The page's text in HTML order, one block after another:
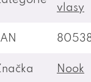
vlasy
Nook